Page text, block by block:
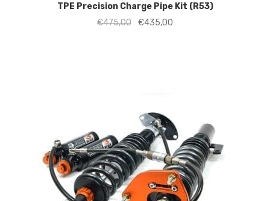
TPE Precision Charge Pipe Kit (R53)
€475,00
Oorspronkelijke
€435,00